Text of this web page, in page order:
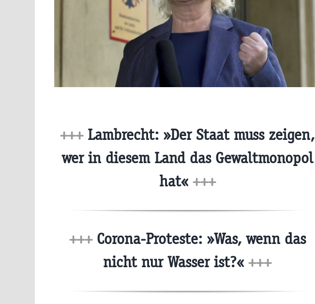
+++Lambrecht: »Der Staat muss zeigen,
wer in diesem Land das Gewaltmonopol
hat« +++
+++Corona-Proteste: »Was, wenn das
nicht nur Wasser ist?« +++